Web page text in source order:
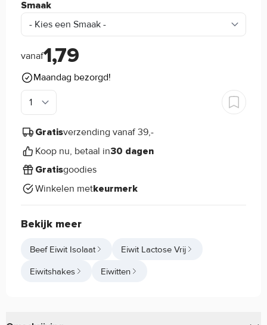
Smaak
vanaf1,79
Maandag bezorgd!
Gratisverzending vanaf 39,-
Koop nu, betaal in30 dagen
Gratisgoodies
Winkelen metkeurmerk
Bekijk meer
Beef Eiwit Isolaat Eiwit Lactose Vrij
Eiwitshakes Eiwitten